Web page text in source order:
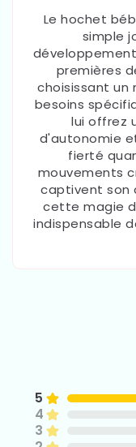
Le hochet
simple
premières
choisissant
besoins
lui offrez
d'autonomie
fierté
mouvements
captivent son
cette magie
indispensable
5
4
3